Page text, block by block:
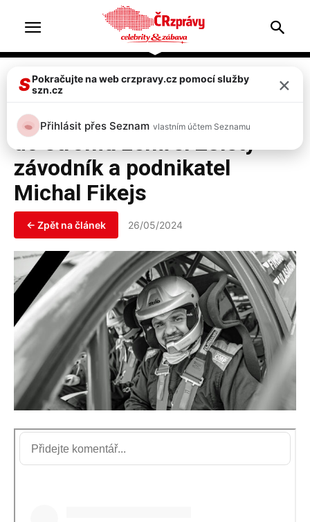
Doprava & nehody
Podorlická rally: Po nehodě
do stromu zemřel 28letý
závodník a podnikatel
Michal Fikejs
← Zpět na článek 26/05/2024
SPokračujte na web crzpravy.cz pomocí služby
szn.cz
×
Přihlásit přes Seznam vlastním účtem Seznamu